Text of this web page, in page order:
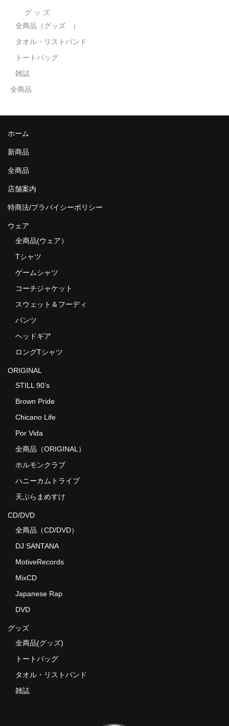
全商品
グ ッ ズ
全商品（グッズ ）
タオル・リストバンド
トートバッグ
雑誌
全商品
ホーム
新商品
全商品
店舗案内
特商法/プラバイシーポリシー
ウェア
全商品(ウェア）
Tシャツ
ゲームシャツ
コーチジャケット
スウェット＆フーディ
パンツ
ヘッドギア
ロングTシャツ
ORIGINAL
STILL 90’s
Brown Pride
Chicano Life
Por Vida
全商品（ORIGINAL）
ホルモンクラブ
ハニーカムトライプ
天ぷらまめすけ
CD/DVD
全商品（CD/DVD）
DJ SANTANA
MotiveRecords
MixCD
Japanese Rap
DVD
グッズ
全商品(グッズ)
トートバッグ
タオル・リストバンド
雑誌